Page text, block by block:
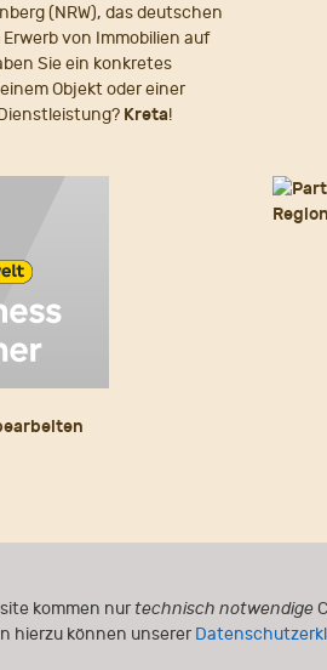
kommen nurtechnisch notwendige
hierzu können unserer
(NRW), das deutschen
von Immobilien auf
Sie ein konkretes
Objekt oder einer
Kreta!